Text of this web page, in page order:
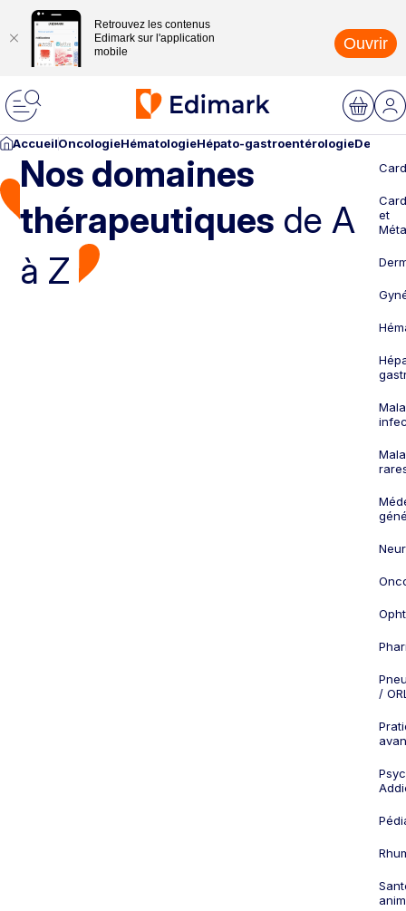
Retrouvez les contenus
Edimark sur l'application
mobile
Ouvrir
AccueilOncologieHématologieHépato-gastroentérologie
Nos domaines
thérapeutiques de A
à Z
et
/